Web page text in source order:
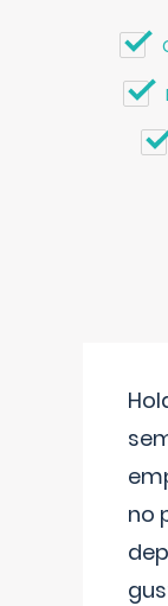
no